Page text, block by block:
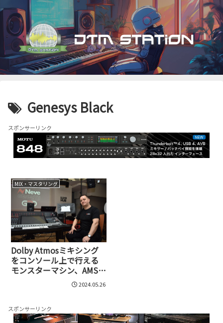
Genesys Black
スポンサーリンク
MIX・マスタリング
Dolby Atmosミキシング
をコンソール上で行える
モンスターマシン、AMS
2024.05.26
スポンサーリンク